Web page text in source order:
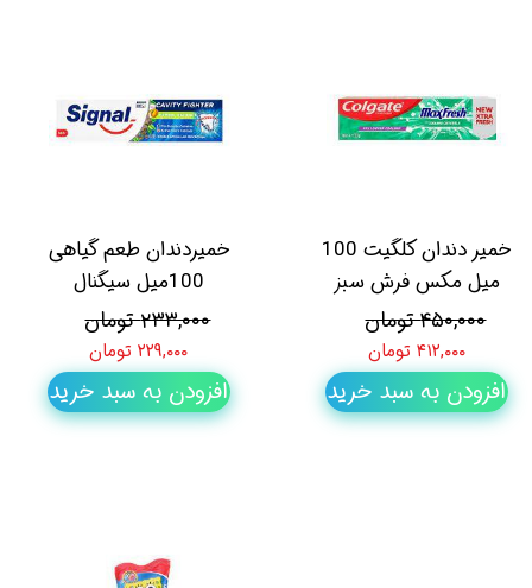
خمیر دندان کلگیت 100
میل مکس فرش سبز
۴۵۰,۰۰۰ تومان
۴۱۲,۰۰۰ تومان
افزودن به سبد خرید
خمیردندان طعم گیاهی
100میل سیگنال
۲۳۳,۰۰۰ تومان
۲۲۹,۰۰۰ تومان
افزودن به سبد خرید